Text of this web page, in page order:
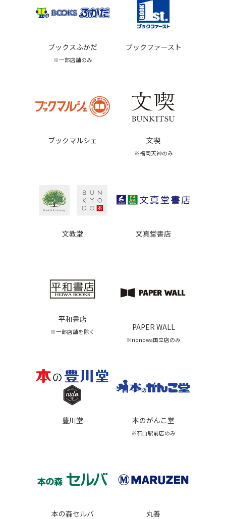
ブックスふかだ
※一部店舗のみ
ブックファースト
ブックマルシェ 文喫
※福岡天神のみ
文教堂 文真堂書店
平和書店
※一部店舗を除く PAPER WALL
※nonowa国立店のみ
豊川堂 本のがんこ堂
※石山駅前店のみ
本の森セルバ 丸善